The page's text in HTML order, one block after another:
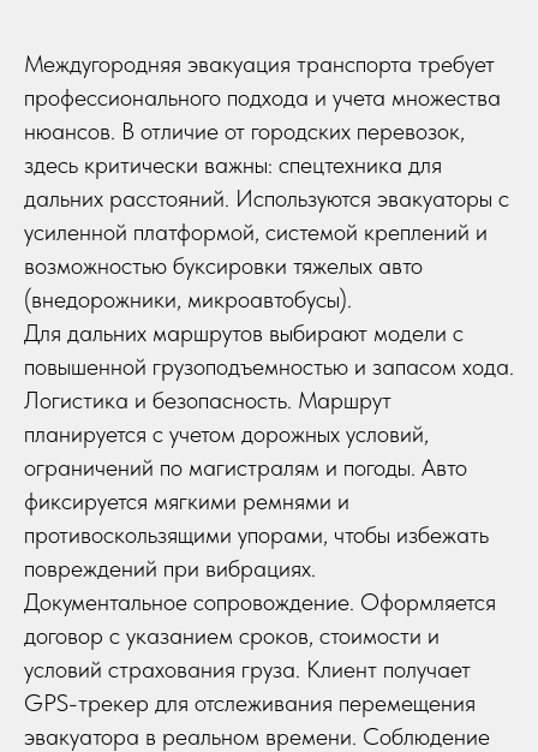
Междугородняя эвакуация транспорта требует
профессионального подхода и учета множества
нюансов. В отличие от городских перевозок,
здесь критически важны: спецтехника для
дальних расстояний. Используются эвакуаторы с
усиленной платформой, системой креплений и
возможностью буксировки тяжелых авто
(внедорожники, микроавтобусы).
Для дальних маршрутов выбирают модели с
повышенной грузоподъемностью и запасом хода.
Логистика и безопасность. Маршрут
планируется с учетом дорожных условий,
ограничений по магистралям и погоды. Авто
фиксируется мягкими ремнями и
противоскользящими упорами, чтобы избежать
повреждений при вибрациях.
Документальное сопровождение. Оформляется
договор с указанием сроков, стоимости и
условий страхования груза. Клиент получает
GPS-трекер для отслеживания перемещения
эвакуатора в реальном времени. Соблюдение